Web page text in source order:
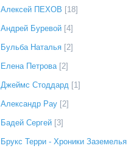
Алексей ПЕХОВ [18]
Андрей Буревой [4]
Бульба Наталья [2]
Елена Петрова [2]
Джеймс Стоддард [1]
Александр Рау [2]
Бадей Сергей [3]
Брукс Терри - Хроники Заземелья